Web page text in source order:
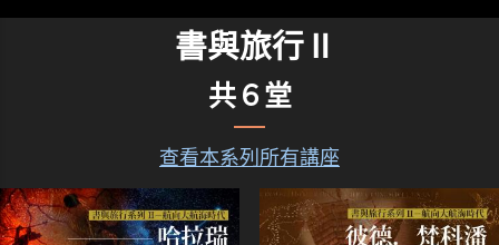
書與旅行Ⅱ
共６堂
查看本系列所有講座